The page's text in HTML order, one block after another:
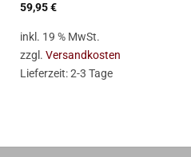
59,95€
inkl. 19 % MwSt.
zzgl. Versandkosten
Lieferzeit:2-3 Tage